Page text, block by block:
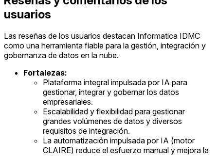
usuarios
Las reseñas de los usuarios destacan Informatica IDMC
como una herramienta fiable para la gestión, integración y
gobernanza de datos en la nube.
Fortalezas:
Plataforma integral impulsada por IA para
gestionar, integrar y gobernar los datos
empresariales.
Escalabilidad y flexibilidad para gestionar
grandes volúmenes de datos y diversos
requisitos de integración.
La automatización impulsada por IA (motor
CLAIRE) reduce el esfuerzo manual y mejora la